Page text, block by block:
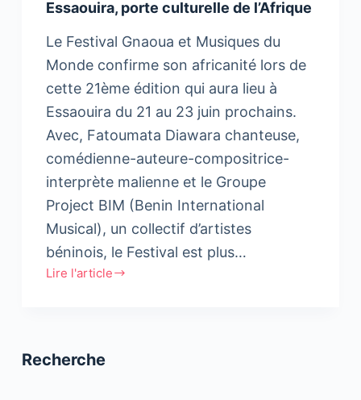
Essaouira, porte culturelle de l’Afrique
Le Festival Gnaoua et Musiques du
Monde confirme son africanité lors de
cette 21ème édition qui aura lieu à
Essaouira du 21 au 23 juin prochains.
Avec, Fatoumata Diawara chanteuse,
comédienne-auteure-compositrice-
interprète malienne et le Groupe
Project BIM (Benin International
Musical), un collectif d’artistes
béninois, le Festival est plus…
Lire l'article
Essaouira,
l’Afrique
Recherche